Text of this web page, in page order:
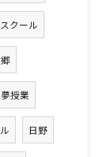
クール
夢授業
日野